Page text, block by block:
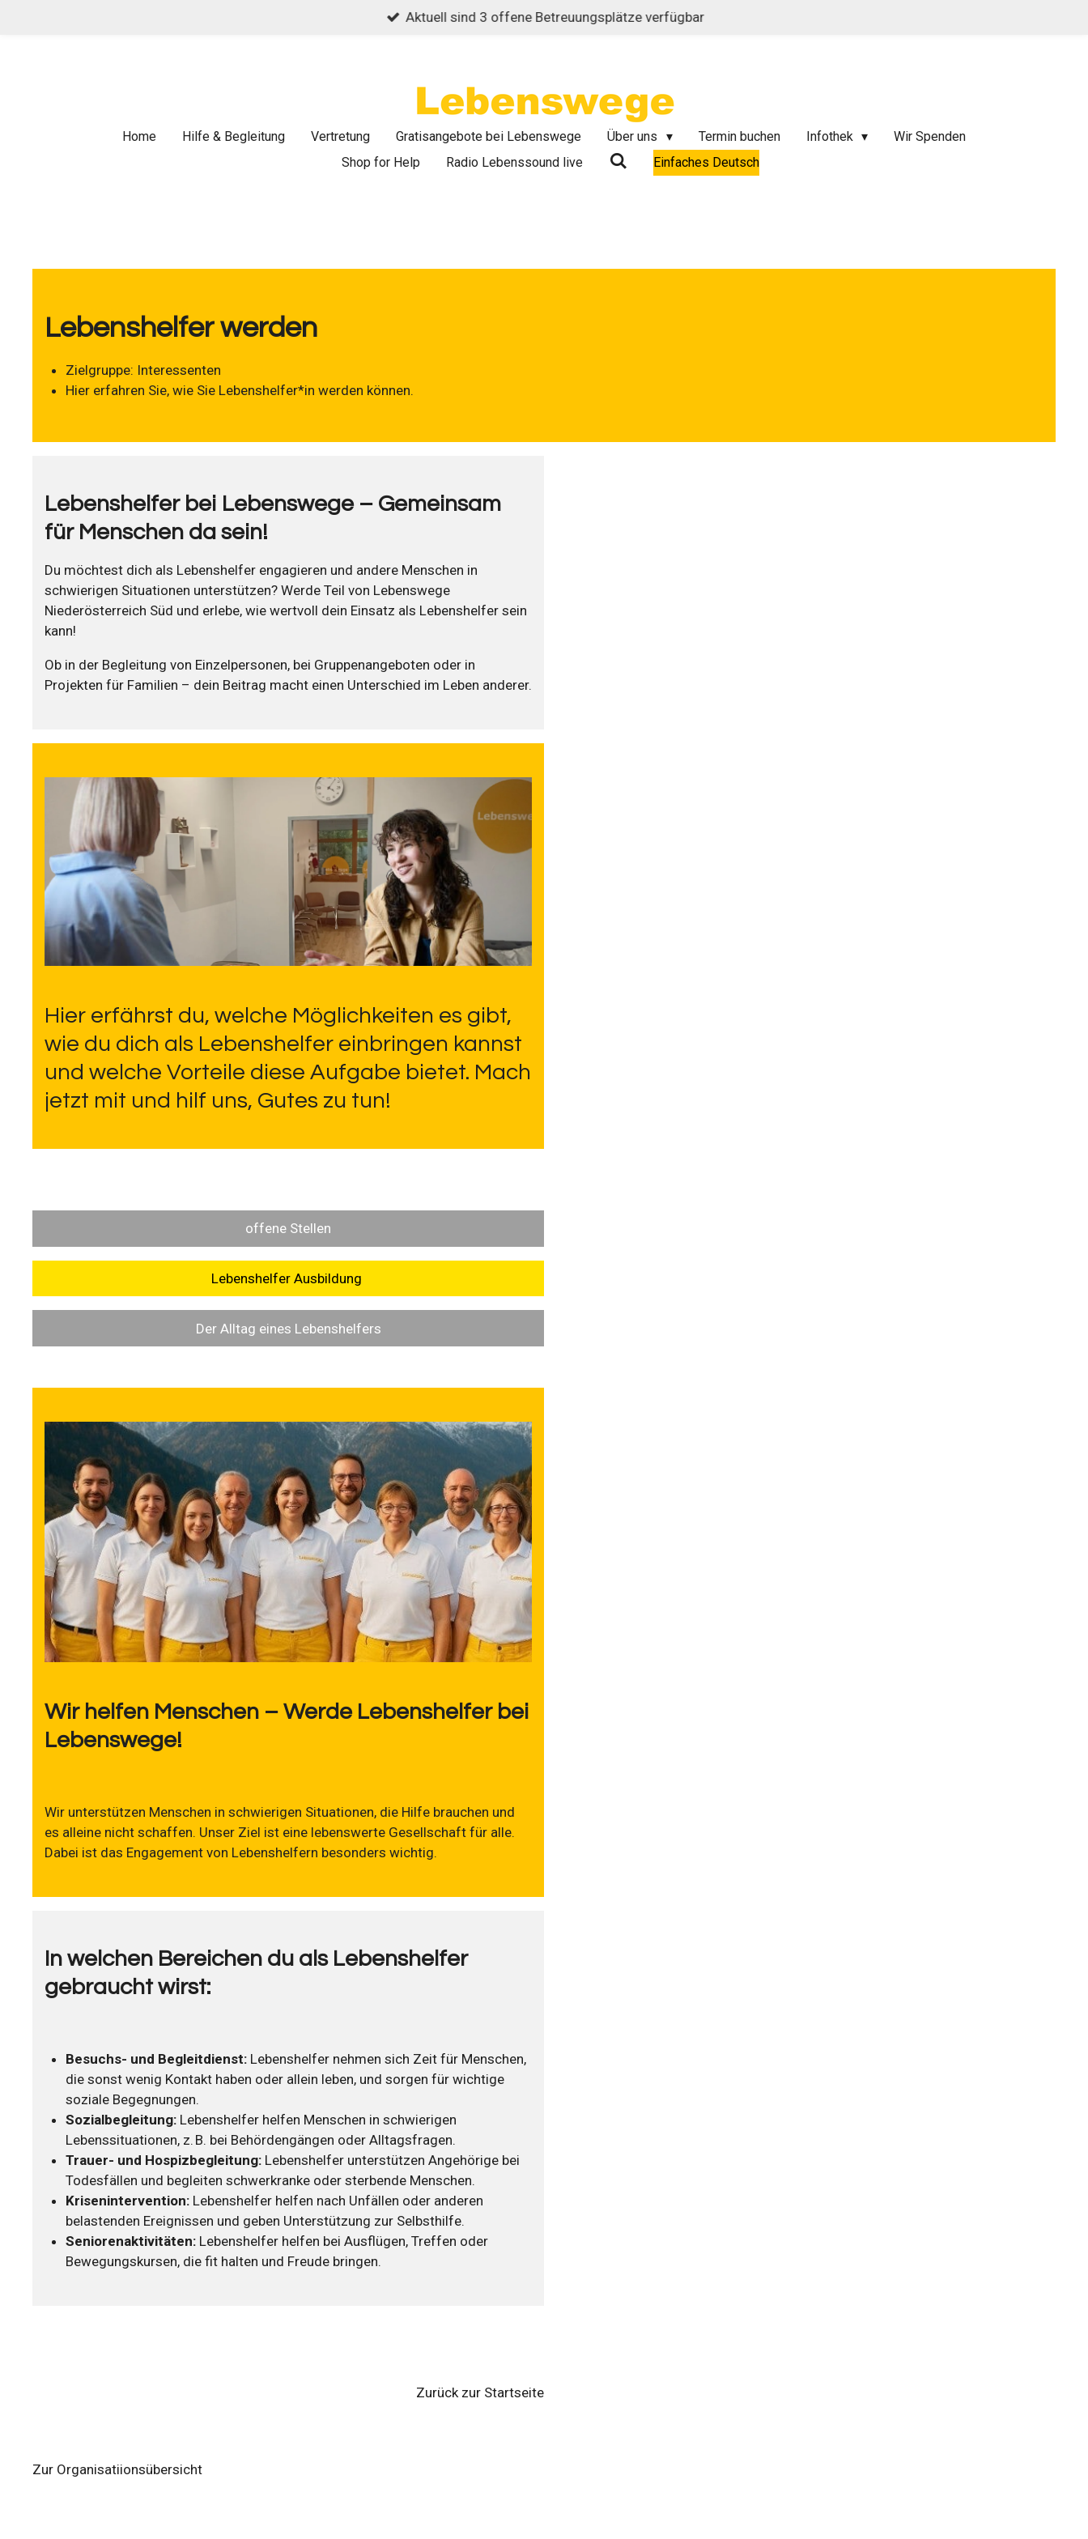
Aktuell sind 3 offene Betreuungsplätze verfügbar
Home Hilfe & Begleitung Vertretung Gratisangebote bei Lebenswege Über uns Termin buchen Infothek
Wir Spenden
Shop for Help
Radio Lebenssound live Einfaches Deutsch
Lebenshelfer werden
Zielgruppe: Interessenten
Hier erfahren Sie, wie Sie Lebenshelfer*in werden können.
Lebenshelfer bei Lebenswege – Gemeinsam
für Menschen da sein!
Du möchtest dich als Lebenshelfer engagieren und andere Menschen in
schwierigen Situationen unterstützen? Werde Teil von Lebenswege
Niederösterreich Süd und erlebe, wie wertvoll dein Einsatz als Lebenshelfer sein
kann!
Ob in der Begleitung von Einzelpersonen, bei Gruppenangeboten oder in
Projekten für Familien – dein Beitrag macht einen Unterschied im Leben anderer.
Hier erfährst du, welche Möglichkeiten es gibt,
wie du dich als Lebenshelfer einbringen kannst
und welche Vorteile diese Aufgabe bietet. Mach
jetzt mit und hilf uns, Gutes zu tun!
offene Stellen
Lebenshelfer Ausbildung
Der Alltag eines Lebenshelfers
Wir helfen Menschen – Werde Lebenshelfer bei
Lebenswege!
Wir unterstützen Menschen in schwierigen Situationen, die Hilfe brauchen und
es alleine nicht schaffen. Unser Ziel ist eine lebenswerte Gesellschaft für alle.
Dabei ist das Engagement von Lebenshelfern besonders wichtig.
In welchen Bereichen du als Lebenshelfer
gebraucht wirst:
Besuchs- und Begleitdienst:Lebenshelfer nehmen sich Zeit für Menschen,
die sonst wenig Kontakt haben oder allein leben, und sorgen für wichtige
soziale Begegnungen.
Sozialbegleitung:Lebenshelfer helfen Menschen in schwierigen
Lebenssituationen, z. B. bei Behördengängen oder Alltagsfragen.
Trauer- und Hospizbegleitung:Lebenshelfer unterstützen Angehörige bei
Todesfällen und begleiten schwerkranke oder sterbende Menschen.
Krisenintervention:Lebenshelfer helfen nach Unfällen oder anderen
belastenden Ereignissen und geben Unterstützung zur Selbsthilfe.
Seniorenaktivitäten:Lebenshelfer helfen bei Ausflügen, Treffen oder
Bewegungskursen, die fit halten und Freude bringen.
Zurück zur Startseite
Zur Organisatiionsübersicht